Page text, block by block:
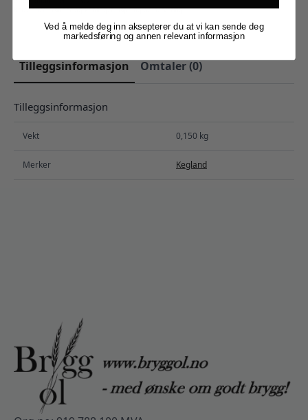
antall
Kategorier:Slanger og koblinger,Tapping og servering
Tilleggsinformasjon Omtaler (0)
Tilleggsinformasjon
Vekt 0,150 kg
Merker Kegland
Ved å melde deg inn aksepterer du at vi kan sende deg
markedsføring og annen relevant informasjon